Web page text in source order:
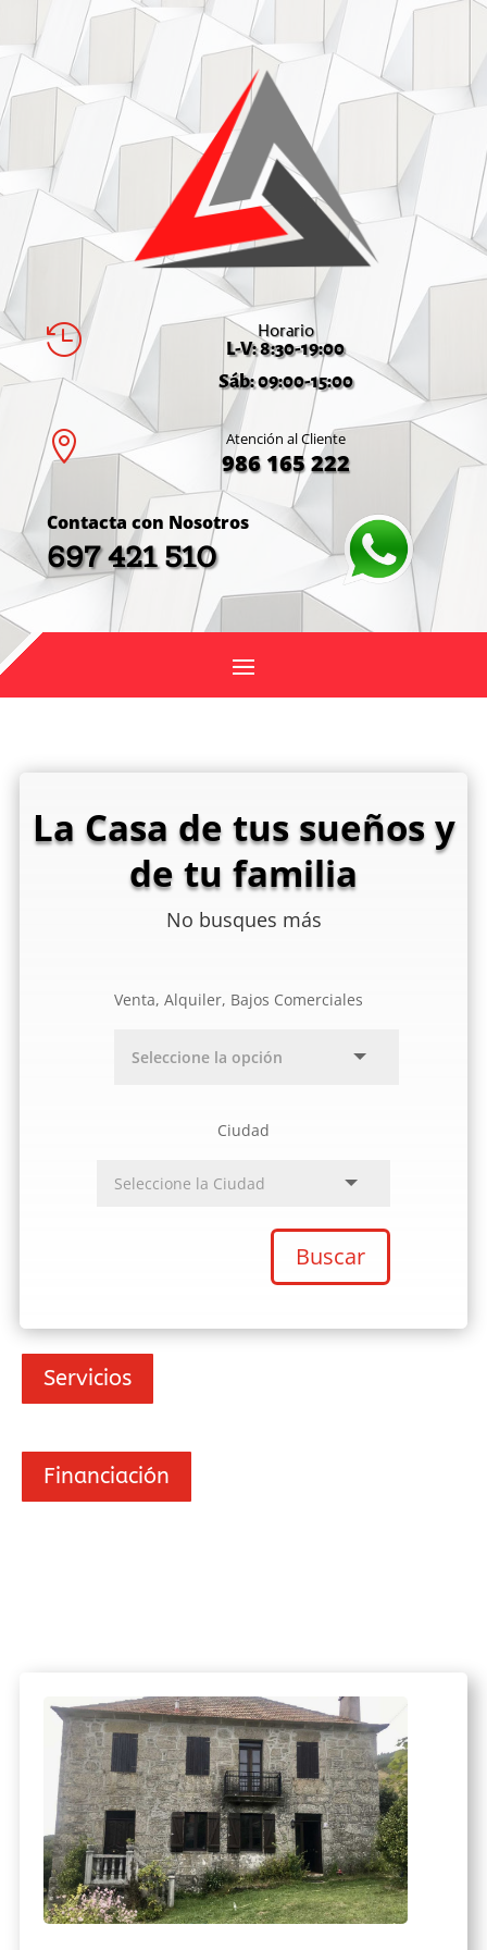
 Horario
L-V: 8:30-19:00
Sáb: 09:00-15:00
 Atención al Cliente
986 165 222
Contacta con Nosotros
697 421 510
La Casa de tus sueños y
de tu familia
No busques más
Venta, Alquiler, Bajos Comerciales
Ciudad
Buscar
Servicios
Financiación